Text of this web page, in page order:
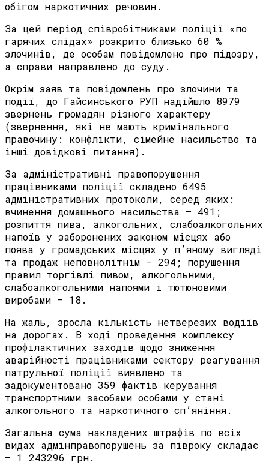
обігом наркотичних речовин.
За цей період співробітниками поліції «по
гарячих слідах» розкрито близько 60 %
злочинів, де особам повідомлено про підозру,
а справи направлено до суду.
Окрім заяв та повідомлень про злочини та
події, до Гайсинського РУП надійшло 8979
звернень громадян різного характеру
(звернення, які не мають кримінального
правочину: конфлікти, сімейне насильство та
інші довідкові питання).
За адміністративні правопорушення
працівниками поліції складено 6495
адміністративних протоколи, серед яких:
вчинення домашнього насильства – 491;
розпиття пива, алкогольних, слабоалкогольних
напоїв у заборонених законом місцях або
поява у громадських місцях у п’яному вигляді
та продаж неповнолітнім – 294; порушення
правил торгівлі пивом, алкогольними,
слабоалкогольними напоями і тютюновими
виробами – 18.
На жаль, зросла кількість нетверезих водіїв
на дорогах. В ході проведення комплексу
профілактичних заходів щодо зниження
аварійності працівниками сектору реагування
патрульної поліції виявлено та
задокументовано 359 фактів керування
транспортними засобами особами у стані
алкогольного та наркотичного сп’яніння.
Загальна сума накладених штрафів по всіх
видах адмінправопорушень за півроку складає
– 1 243296 грн.